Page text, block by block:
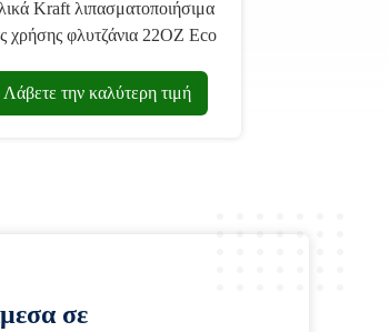
Kraft λιπασματοποιήσιμα
χρήσης φλυτζάνια 22OZ Eco
Λάβετε την καλύτερη τιμή
σε